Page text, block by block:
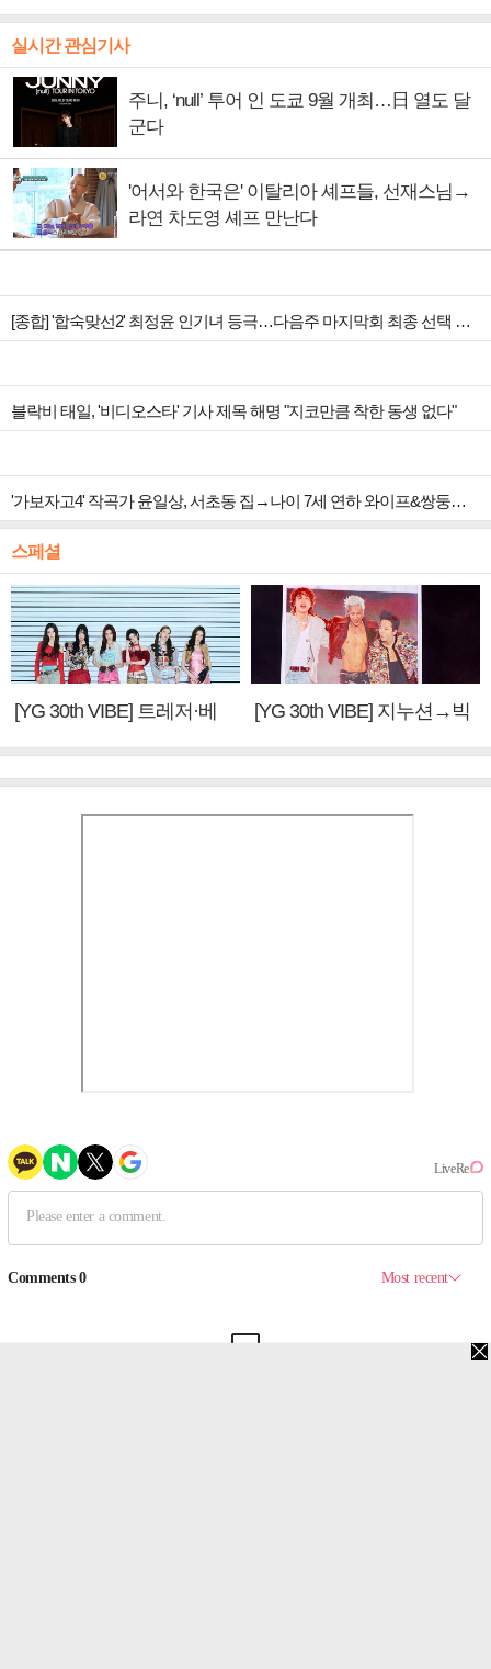
실시간 관심기사
주니, ‘null’ 투어 인 도쿄 9월 개최…日 열도 달
군다
'어서와 한국은' 이탈리아 셰프들, 선재스님→
라연 차도영 셰프 만난다
[종합] '합숙맞선2' 최정윤 인기녀 등극…다음주 마지막회 최종 선택 예고
블락비 태일, '비디오스타' 기사 제목 해명 "지코만큼 착한 동생 없다"
'가보자고4' 작곡가 윤일상, 서초동 집→나이 7세 연하 와이프&쌍둥이 남매 공개
스페셜
[YG 30th VIBE] 트레저·베
[YG 30th VIBE] 지누션→빅